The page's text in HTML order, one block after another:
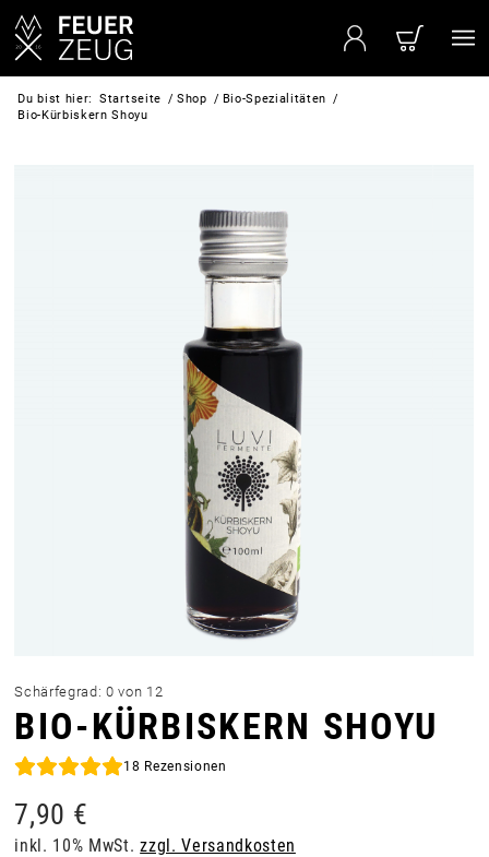
Du bist hier: Startseite / Shop / Bio-Spezialitäten /
Bio-Kürbiskern Shoyu
Schärfegrad: 0 von 12
BIO-KÜRBISKERN SHOYU
18 Rezensionen
7,90 €
inkl. 10% MwSt.zzgl. Versandkosten